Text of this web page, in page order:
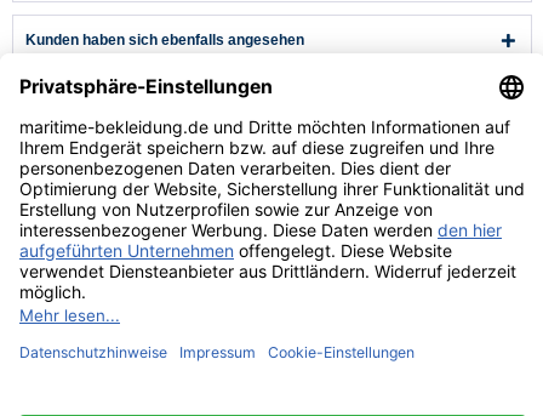
Kunden haben sich ebenfalls angesehen
Kundenservice
Hilfe & Infos
Rechtliches
* Alle Preise verstehen sich inkl. Mehrwertsteuer und zzgl.Versandkosten
** Niedrigster Gesamtpreis der letzten 30 Tage vor der Preisermäßigung.